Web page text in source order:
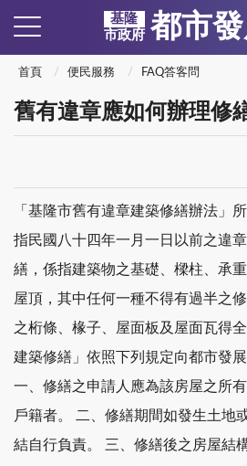
基隆
市政府 都市
首頁 便民服務 FAQ答客問
舊有違章應如何辦理修
「基隆市舊有違章建築修繕辦法」
指民國八十四年一月一日以前之違
繕，係指建築物之基礎、樑柱、承
屋頂，其中任何一種不得有過半之
之桁條、椽子、屋面板及屋面瓦得
建築修繕」依照下列規定向都市發
一、修繕之申請人應為該房屋之所
戶籍者。 二、修繕期間如發生土地
結自行負責。 三、修繕後之房屋結